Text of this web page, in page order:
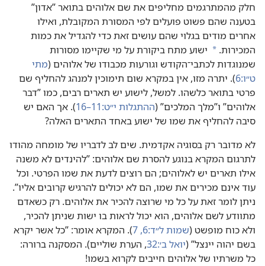
חלק מהמתרגמים מחליפים את שם אלוהים בתואר ”‏אדון”‏
בטענה שהם פשוט פועלים לפי המסורת המקובלת,‏ ואילו
אחרים מודים בגלוי שהם עושים זאת כדי להגדיל את כמות
המכירות.‏ a ישוע מתח ביקורת על מי שקיימו מסורות
שמנוגדות לכתבי־הקודש וגורעות מכבודו של אלוהים (‏מתי
ט״ו:‏6 ‏)‏.‏ יתרה מזו,‏ אין במקרא שום תימוכין למנהג להחליף שם
פרטי בתואר כלשהו.‏ למשל,‏ לישוע יש תארים רבים,‏ כמו ”‏דבר
אלוהים”‏ ו”‏מלך המלכים”‏ (‏ההתגלות י״ט:‏11–16
‏)‏.‏ אך האם יש
סיבה להחליף את שמו של ישוע באחד התארים האלה?‏
לא מדובר רק בסוגיה אקדמית.‏ שים לב לדבריו של מומחה מהודו
לתרגום המקרא בנוגע להסרת שם אלוהים:‏ ”‏להינדים לא משנה
אילו תארים יש לאלוהים;‏ הם רוצים לדעת את שמו הפרטי.‏ וכל
עוד אינם מכירים את שמו,‏ הם לא יכולים להרגיש קרובים אליו”‏.‏
ניתן לומר זאת על כל מי שרוצה להכיר את אלוהים.‏ רק כשאדם
מתוודע לשם אלוהים,‏ הוא יכול לראות בו ישות שניתן להכיר,‏
ולא כוח מופשט (‏שמות ל״ד:‏6,‏ 7
‏)‏.‏ המקרא אומר:‏ ”‏כל אשר יקרא
בשם יהוה יינצל”‏ (‏יואל ב׳:‏32
‏,‏ הערת שוליים)‏.‏ המסקנה ברורה:‏
כל משרתיו של אלוהים חייבים לקרוא בשמו!‏